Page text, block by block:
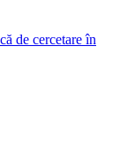
de cercetare în